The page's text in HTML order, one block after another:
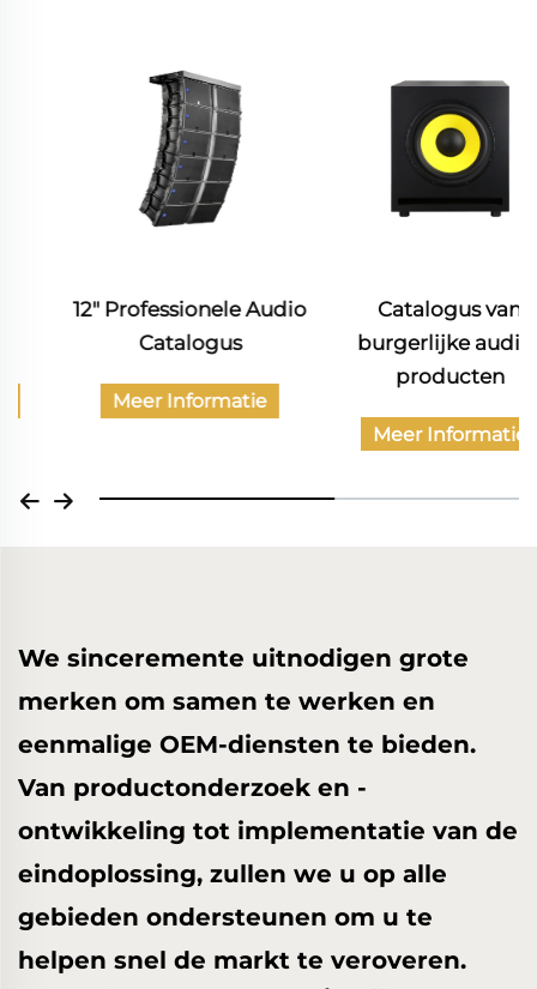
12" Professionele Audio
Catalogus
Meer Informatie
Catalogus van
burgerlijke audio-
producten
Meer Informatie
We sinceremente uitnodigen grote
merken om samen te werken en
eenmalige OEM-diensten te bieden.
Van productonderzoek en -
ontwikkeling tot implementatie van de
eindoplossing, zullen we u op alle
gebieden ondersteunen om u te
helpen snel de markt te veroveren.